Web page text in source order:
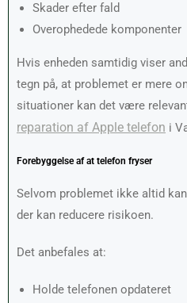
Skader efter fald
Overophedede komponenter
Hvis enheden samtidig viser
tegn på, at problemet er mere
situationer kan det være
reparation af Apple telefon i
Forebyggelse af at telefon fryser
Selvom problemet ikke altid
der kan reducere risikoen.
Det anbefales at:
Holde telefonen opdateret